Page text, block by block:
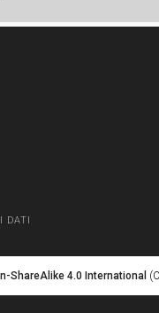
DATI
ShareAlike 4.0 International